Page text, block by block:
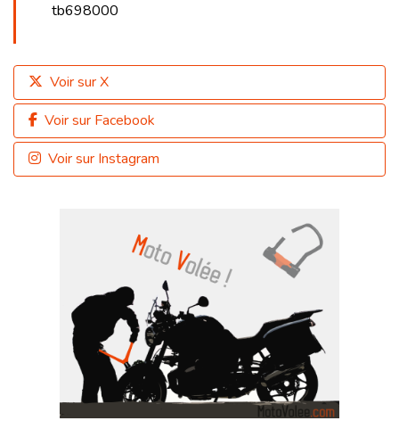
tb698000
Voir sur X
Voir sur Facebook
Voir sur Instagram